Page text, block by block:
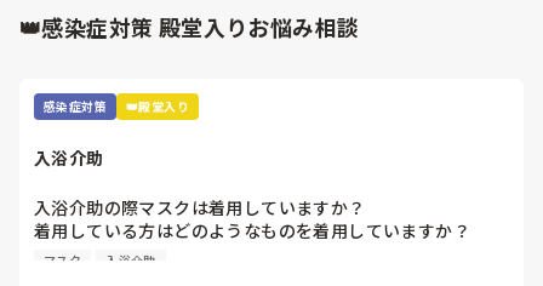
👑感染症対策 殿堂入りお悩み相談
感染症対策 👑殿堂入り
入浴介助
入浴介助の際マスクは着用していますか？
着用している方はどのようなものを着用していますか？
マスク 入浴介助